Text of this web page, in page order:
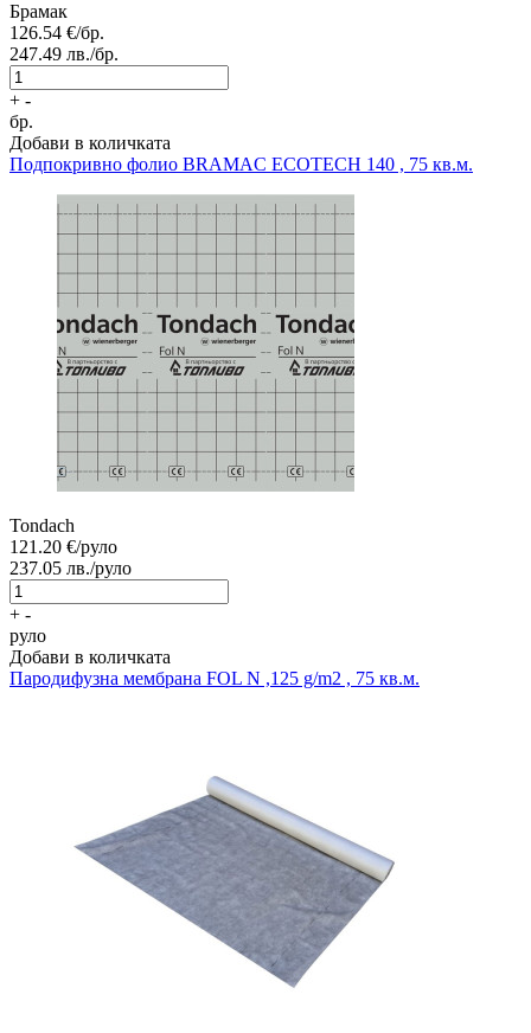
Брамак
126.54 €/бр.
247.49 лв./бр.
+ -
бр.
Добави в количката
Подпокривно фолио BRAMAC ECOTECH 140 , 75 кв.м.
Tondach
121.20 €/руло
237.05 лв./руло
+ -
руло
Добави в количката
Пародифузна мембрана FOL N ,125 g/m2 , 75 кв.м.